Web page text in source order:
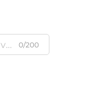
0/200